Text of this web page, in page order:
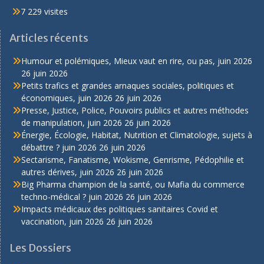
7 229 visites
Articles récents
Humour et polémiques, Mieux vaut en rire, ou pas, juin 2026
26 juin 2026
Petits trafics et grandes arnaques sociales, politiques et
économiques, juin 2026 26 juin 2026
Presse, Justice, Police, Pouvoirs publics et autres méthodes
de manipulation, juin 2026 26 juin 2026
Énergie, Écologie, Habitat, Nutrition et Climatologie, sujets à
débattre ? juin 2026 26 juin 2026
Sectarisme, Fanatisme, Wokisme, Genrisme, Pédophilie et
autres dérives, juin 2026 26 juin 2026
Big Pharma champion de la santé, ou Mafia du commerce
techno-médical ? juin 2026 26 juin 2026
Impacts médicaux des politiques sanitaires Covid et
vaccination, juin 2026 26 juin 2026
Les Dossiers